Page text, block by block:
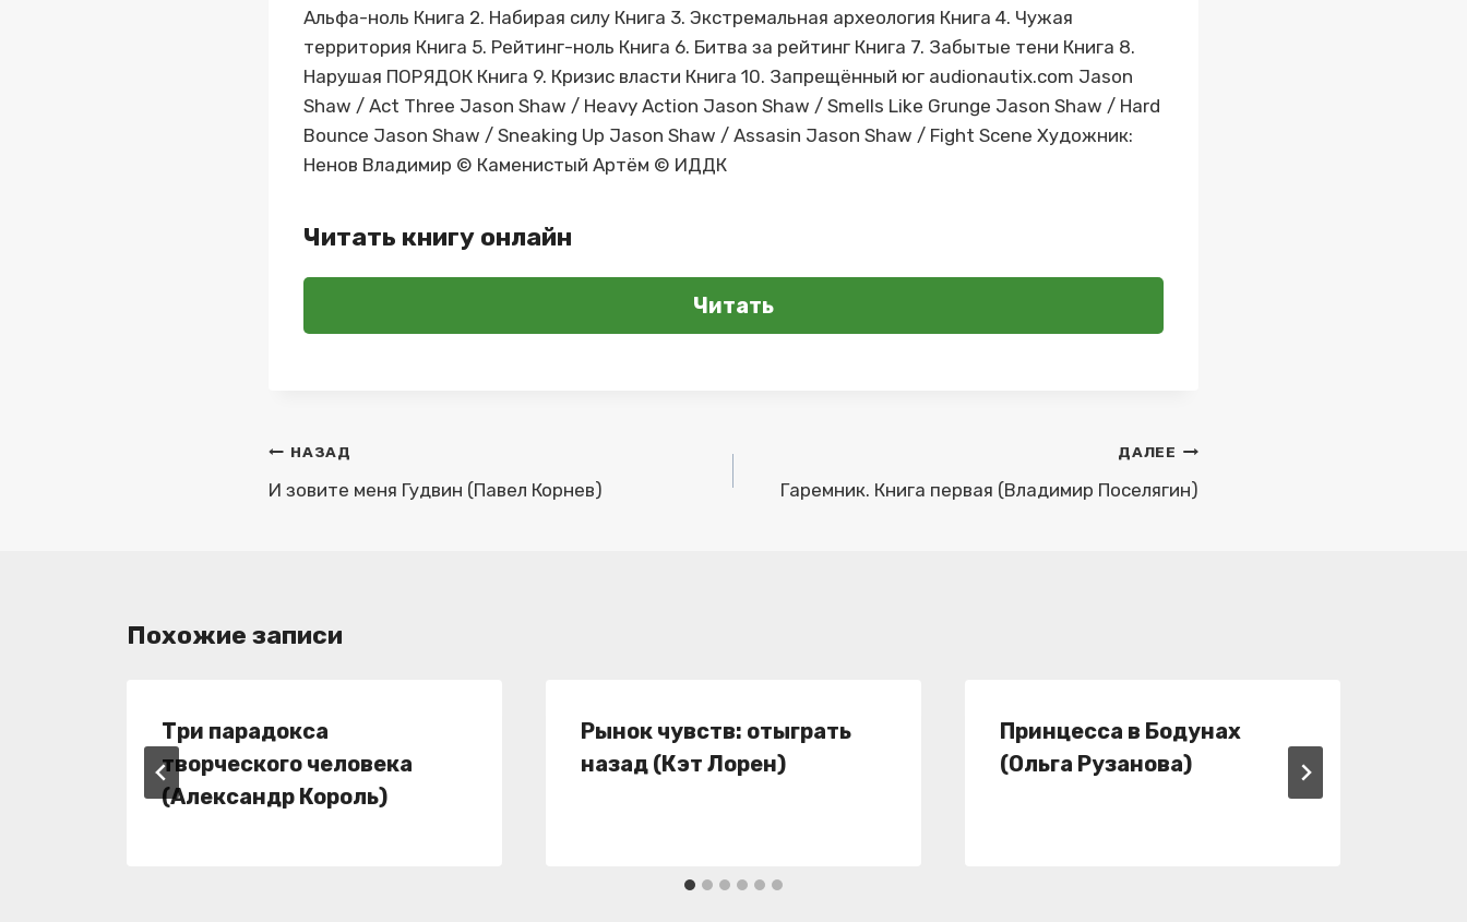
Альфа-ноль Книга 2. Набирая силу Книга 3. Экстремальная археология Книга 4. Чужая
территория Книга 5. Рейтинг-ноль Книга 6. Битва за рейтинг Книга 7. Забытые тени Книга 8.
Нарушая ПОРЯДОК Книга 9. Кризис власти Книга 10. Запрещённый юг audionautix.com Jason
Shaw / Act Three Jason Shaw / Heavy Action Jason Shaw / Smells Like Grunge Jason Shaw / Hard
Bounce Jason Shaw / Sneaking Up Jason Shaw / Assasin Jason Shaw / Fight Scene Художник:
Ненов Владимир © Каменистый Артём © ИДДК
Читать книгу онлайн
Читать
Навигация
по
НАЗАД
И зовите меня Гудвин (Павел Корнев)
ДАЛЕЕ
Гаремник. Книга первая (Владимир Поселягин)
Похожие записи
Три парадокса
творческого человека
(Александр Король)
Рынок чувств: отыграть
назад (Кэт Лорен)
Принцесса в Бодунах
(Ольга Рузанова)